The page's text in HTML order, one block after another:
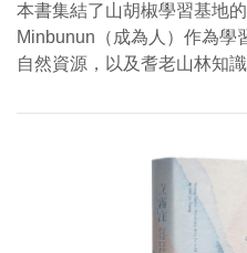
本書集結了山胡椒學習基地
Minbunun（成為人）作為學
自然資源，以及耆老山林知